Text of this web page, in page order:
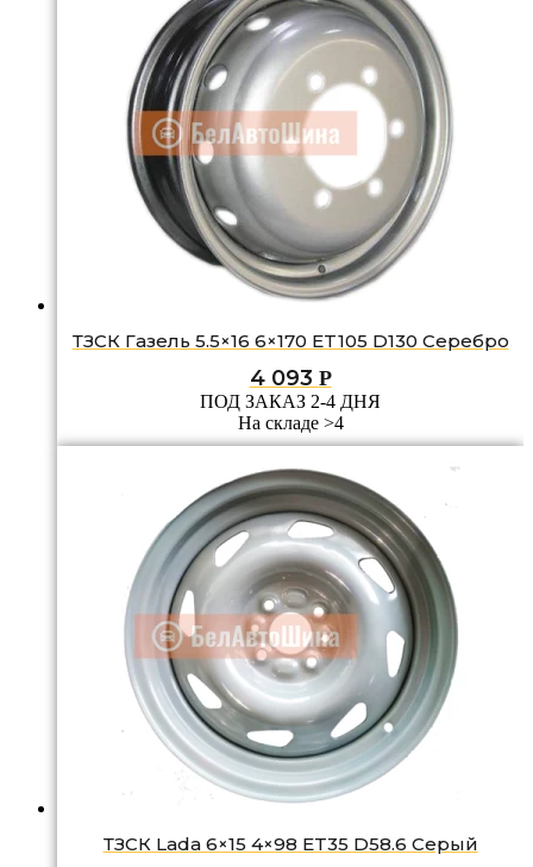
ТЗСК Газель 5.5×16 6×170 ET105 D130 Серебро
4 093 Р
ПОД ЗАКАЗ 2-4 ДНЯ
На складе >4
ТЗСК Lada 6×15 4×98 ET35 D58.6 Серый